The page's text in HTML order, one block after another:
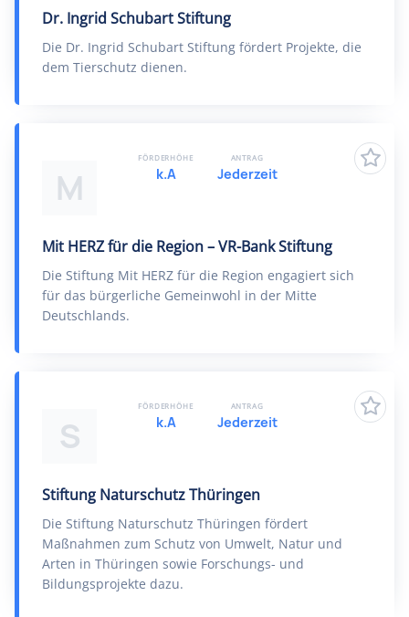
Dr. Ingrid Schubart Stiftung
Die Dr. Ingrid Schubart Stiftung fördert Projekte, die
dem Tierschutz dienen.
M
Mit HERZ für die Region – VR-Bank Stiftung
Die Stiftung Mit HERZ für die Region engagiert sich
für das bürgerliche Gemeinwohl in der Mitte
Deutschlands.
FÖRDERHÖHE
k.A
ANTRAG
Jederzeit
S
Stiftung Naturschutz Thüringen
Die Stiftung Naturschutz Thüringen fördert
Maßnahmen zum Schutz von Umwelt, Natur und
Arten in Thüringen sowie Forschungs- und
Bildungsprojekte dazu.
FÖRDERHÖHE
k.A
ANTRAG
Jederzeit